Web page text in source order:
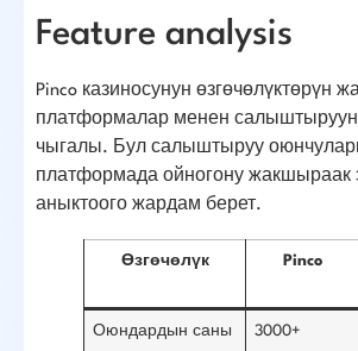
Feature analysis
Pinco казиносунун өзгөчөлүктөрүн
платформалар менен
чыгалы. Бул салыштыруу
платформада ойногону жакшыраак
аныктоого жардам берет.
Өзгөчөлүк Pinco
Оюндардын саны 3000+